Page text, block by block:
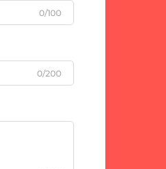
0/100
0/200